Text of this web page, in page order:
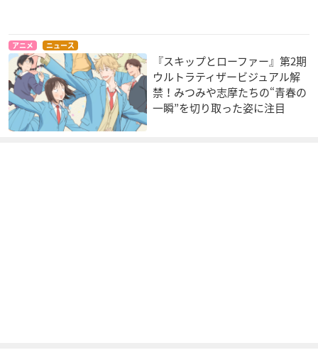
アニメ ニュース
『スキップとローファー』第2期
ウルトラティザービジュアル解
禁！みつみや志摩たちの“青春の
一瞬”を切り取った姿に注目